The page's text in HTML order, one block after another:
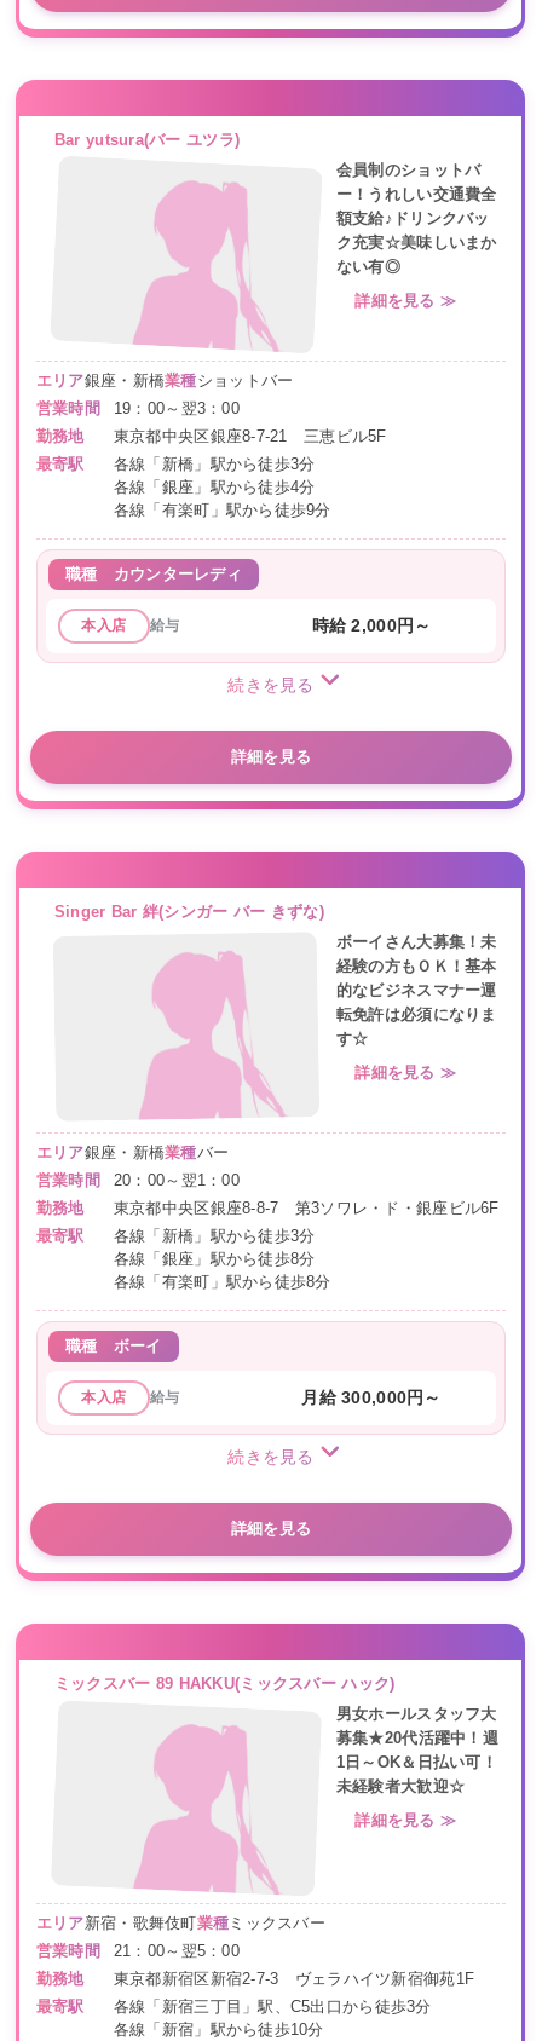
Bar yutsura(バー ユツラ)
会員制のショットバ
ー！うれしい交通費全
額支給♪ドリンクバッ
ク充実☆美味しいまか
ない有◎
詳細を見る ≫
エリア銀座・新橋業種ショットバー
営業時間
19：00～翌3：00
勤務地
東京都中央区銀座8-7-21 三恵ビル5F
最寄駅
各線「新橋」駅から徒歩3分
各線「銀座」駅から徒歩4分
各線「有楽町」駅から徒歩9分
職種 カウンターレディ
本入店 給与 時給 2,000円～
続きを見る
詳細を見る
Singer Bar 絆(シンガー バー きずな)
ボーイさん大募集！未
経験の方もＯＫ！基本
的なビジネスマナー運
転免許は必須になりま
す☆
詳細を見る ≫
エリア銀座・新橋業種バー
営業時間
20：00～翌1：00
勤務地
東京都中央区銀座8-8-7 第3ソワレ・ド・銀座ビル6F
最寄駅
各線「新橋」駅から徒歩3分
各線「銀座」駅から徒歩8分
各線「有楽町」駅から徒歩8分
職種 ボーイ
本入店 給与 月給 300,000円～
続きを見る
詳細を見る
ミックスバー 89 HAKKU(ミックスバー ハック)
男女ホールスタッフ大
募集★20代活躍中！週
1日～OK＆日払い可！
未経験者大歓迎☆
詳細を見る ≫
エリア新宿・歌舞伎町 業種 ミックスバー
営業時間
21：00～翌5：00
勤務地
東京都新宿区新宿2-7-3 ヴェラハイツ新宿御苑1F
最寄駅
各線「新宿三丁目」駅、C5出口から徒歩3分
各線「新宿」駅から徒歩10分